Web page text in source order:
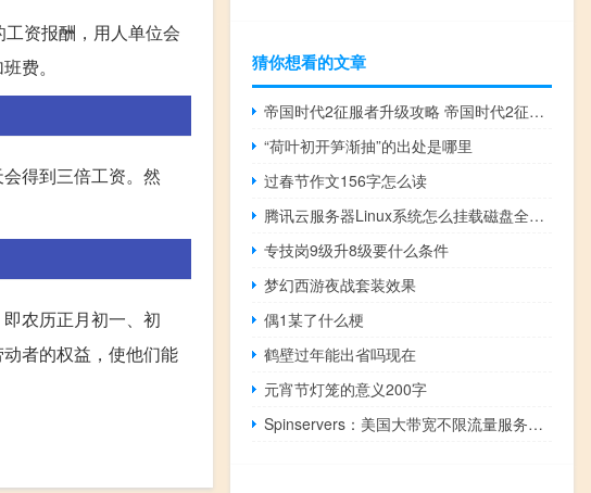
资报酬，用人单位会
费。
得到三倍工资。然
农历正月初一、初
者的权益，使他们能
猜你想看的文章
帝国时代2征服者升级攻略 帝国时代2征服者2.0
“荷叶初开笋渐抽”的出处是哪里
过春节作文156字怎么读
腾讯云服务器Linux系统怎么挂载磁盘全指南：从分区格式化到自动挂载配置
专技岗9级升8级要什么条件
梦幻西游夜战套装效果
偶1某了什么梗
鹤壁过年能出省吗现在
元宵节灯笼的意义200字
Spinservers：美国大带宽不限流量服务器，达拉斯/硅谷机房，可选100M-10Gbps端口，月付$118起,